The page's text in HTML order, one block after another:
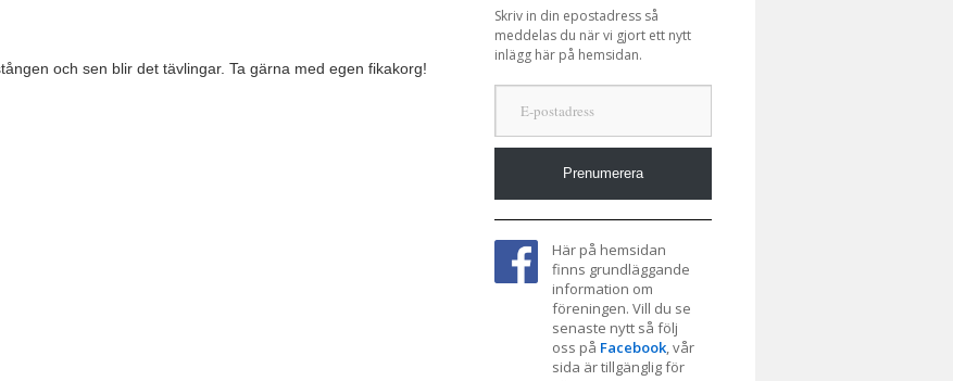
och sen blir det tävlingar. Ta gärna med egen fikakorg!
Skriv in din epostadress så
meddelas du när vi gjort ett nytt
inlägg här på hemsidan.
E-postadress
Prenumerera
Här på hemsidan
finns grundläggande
information om
föreningen. Vill du se
senaste nytt så följ
oss på Facebook, vår
sida är tillgänglig för